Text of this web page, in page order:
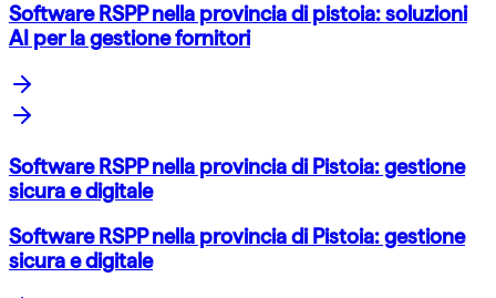
Software RSPP nella provincia di pistoia: soluzioni
AI per la gestione fornitori
Software RSPP nella provincia di Pistoia: gestione
sicura e digitale
Software RSPP nella provincia di Pistoia: gestione
sicura e digitale